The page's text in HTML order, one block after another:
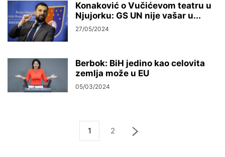
Konaković o Vučićevom teatru u
Njujorku: GS UN nije vašar u...
27/05/2024
Berbok: BiH jedino kao celovita
zemlja može u EU
05/03/2024
1 2